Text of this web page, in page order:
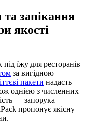
запікання
якості
їжу для ресторанів
за вигідною
пакети надасть
однією з численних
— запорука
пропонує якісну